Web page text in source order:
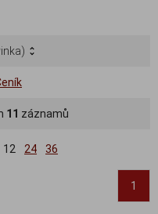
11 záznamů
12 24 36
1